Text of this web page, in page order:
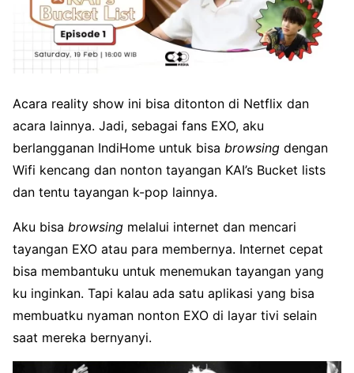
Acara reality show ini bisa ditonton di Netflix dan
acara lainnya. Jadi, sebagai fans EXO, aku
berlangganan IndiHome untuk bisa browsing dengan
Wifi kencang dan nonton tayangan KAI’s Bucket lists
dan tentu tayangan k-pop lainnya.
Aku bisa browsing melalui internet dan mencari
tayangan EXO atau para membernya. Internet cepat
bisa membantuku untuk menemukan tayangan yang
ku inginkan. Tapi kalau ada satu aplikasi yang bisa
membuatku nyaman nonton EXO di layar tivi selain
saat mereka bernyanyi.